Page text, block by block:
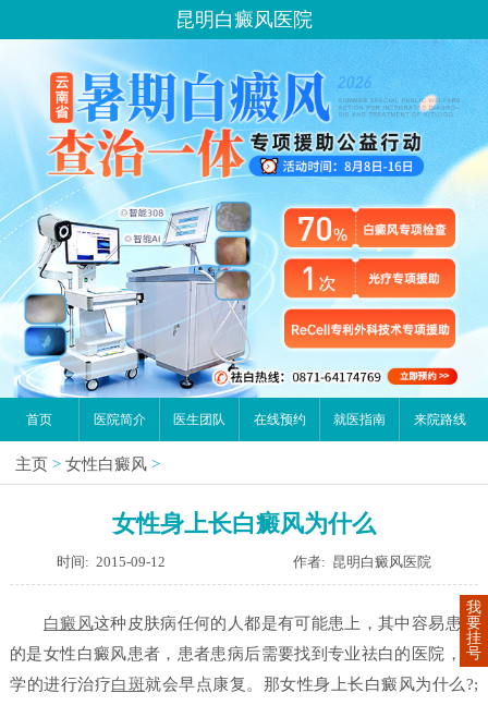
昆明白癜风医院
首页 医院简介 医生团队 在线预约 就医指南 来院路线
主页 > 女性白癜风 >
女性身上长白癜风为什么
时间: 2015-09-12 作者: 昆明白癜风医院
白癜风这种皮肤病任何的人都是有可能患上，其中容易患病
的是女性白癜风患者，患者患病后需要找到专业祛白的医院，科
学的进行治疗白斑就会早点康复。那女性身上长白癜风为什么?;
我
要
挂
号